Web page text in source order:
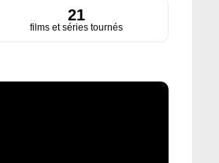
21
films et séries tournés